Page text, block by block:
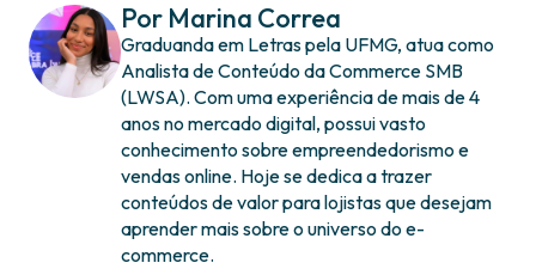
Por Marina Correa
Graduanda em Letras pela UFMG, atua como
Analista de Conteúdo da Commerce SMB
(LWSA). Com uma experiência de mais de 4
anos no mercado digital, possui vasto
conhecimento sobre empreendedorismo e
vendas online. Hoje se dedica a trazer
conteúdos de valor para lojistas que desejam
aprender mais sobre o universo do e-
commerce.